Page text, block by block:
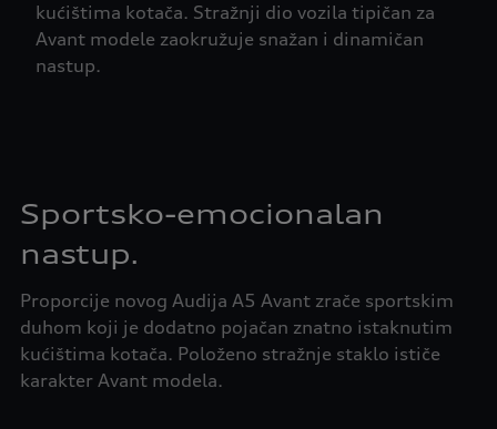
kućištima kotača. Stražnji dio vozila tipičan za
Avant modele zaokružuje snažan i dinamičan
nastup.
Sportsko-emocionalan
nastup.
Proporcije novog Audija A5 Avant zrače sportskim
duhom koji je dodatno pojačan znatno istaknutim
kućištima kotača. Položeno stražnje staklo ističe
karakter Avant modela.